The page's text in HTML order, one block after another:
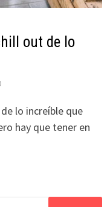
out de lo
lo increíble que
hay que tener en